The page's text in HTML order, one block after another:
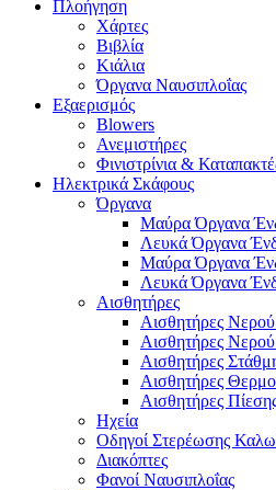
Πλοήγηση
Χάρτες
Βιβλία
Κιάλια
Όργανα Ναυσιπλοΐας
Εξαερισμός
Blowers
Ανεμιστήρες
Φινιστρίνια &
Ηλεκτρικά Σκάφους
Όργανα
Μαύρα Όργανα
Λευκά Όργανα
Μαύρα Όργανα
Λευκά Όργανα
Αισθητήρες
Αισθητήρες
Αισθητήρες
Αισθητήρες
Αισθητήρες
Αισθητήρες
Ηχεία
Οδηγοί Στερέωσης
Διακόπτες
Φανοί Ναυσιπλοΐας